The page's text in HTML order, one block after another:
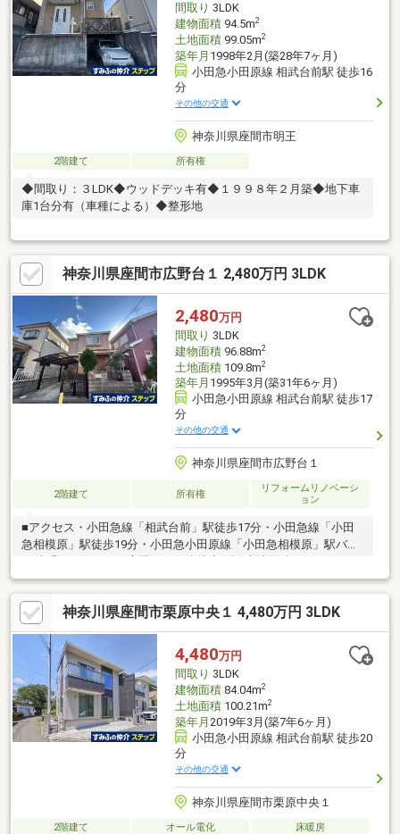
間取り 3LDK
建物面積94.5m2
土地面積99.05m2
築年月 1998年2月(築28年7ヶ月)
小田急小田原線 相武台前駅 徒歩16
分
その他の交通
神奈川県座間市明王
2階建て 所有権
◆間取り：３LDK◆ウッドデッキ有◆１９９８年２月築◆地下車
庫1台分有（車種による）◆整形地
神奈川県座間市広野台１ 2,480万円 3LDK
2,480万円
間取り 3LDK
建物面積96.88m2
土地面積109.8m2
築年月 1995年3月(築31年6ヶ月)
小田急小田原線 相武台前駅 徒歩17
分
その他の交通
神奈川県座間市広野台１
2階建て 所有権
リフォームリノベーシ
ョン
■アクセス・小田急線「相武台前」駅徒歩17分・小田急線「小田
急相模原」駅徒歩19分・小田急小田原線「小田急相模原」駅バス
（33.21坪）■建物面積：96.88㎡（29.30坪）■間取り３ＬＤＫ＋Ｗ
ＩＣ（ウォークインクローゼット）※東急ホーム施工の注文住宅
です。■リフォーム履歴2024年10月・・・外壁、屋根塗装2024年5
月・・・玄関扉交換2018年11月・・・２階トイレ交換、浴室、キ
ッチン、洗面化粧台交換2017年11月・・・１階トイレ（壁紙貼替
含む）交換2017年1月・・・キッチンのコンロ交換
神奈川県座間市栗原中央１ 4,480万円 3LDK
4,480万円
間取り 3LDK
建物面積84.04m2
土地面積100.21m2
築年月 2019年3月(築7年6ヶ月)
小田急小田原線 相武台前駅 徒歩20
分
その他の交通
神奈川県座間市栗原中央１
2階建て オール電化
床暖房